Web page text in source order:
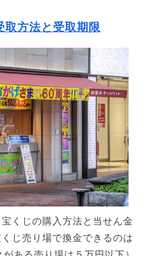
取方法と受取期限
くじの購入方法と当せん金
じ売り場で換金できるのは